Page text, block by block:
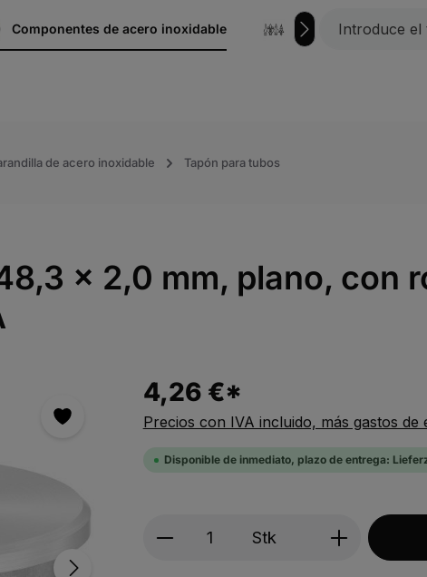
Componentes de acero inoxidable hierro forjado
de acero inoxidable Tapón para tubos
x 2,0 mm, plano, con
4,26 €*
Precios con IVA incluido, más gastos de
Disponible de inmediato, plazo de entrega:
Produkt Anzahl: Gib den
Stk